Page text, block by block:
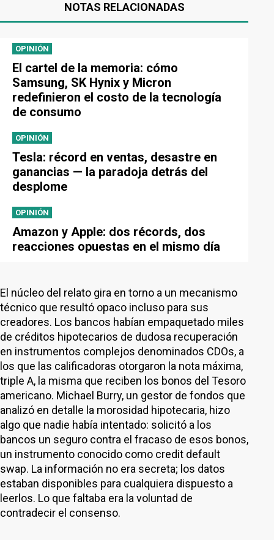
NOTAS RELACIONADAS
OPINIÓN
El cartel de la memoria: cómo
Samsung, SK Hynix y Micron
redefinieron el costo de la tecnología
de consumo
OPINIÓN
Tesla: récord en ventas, desastre en
ganancias — la paradoja detrás del
desplome
OPINIÓN
Amazon y Apple: dos récords, dos
reacciones opuestas en el mismo día
El núcleo del relato gira en torno a un mecanismo
técnico que resultó opaco incluso para sus
creadores. Los bancos habían empaquetado miles
de créditos hipotecarios de dudosa recuperación
en instrumentos complejos denominados CDOs, a
los que las calificadoras otorgaron la nota máxima,
triple A, la misma que reciben los bonos del Tesoro
americano. Michael Burry, un gestor de fondos que
analizó en detalle la morosidad hipotecaria, hizo
algo que nadie había intentado: solicitó a los
bancos un seguro contra el fracaso de esos bonos,
un instrumento conocido como credit default
swap. La información no era secreta; los datos
estaban disponibles para cualquiera dispuesto a
leerlos. Lo que faltaba era la voluntad de
contradecir el consenso.